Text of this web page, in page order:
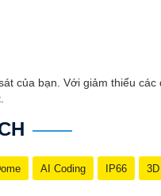
Nam là một lựa chọn hàng
của bạn. Với giảm thiểu các
AI Coding IP66